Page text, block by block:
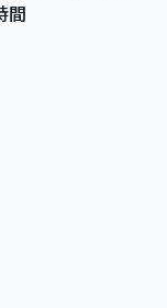
間